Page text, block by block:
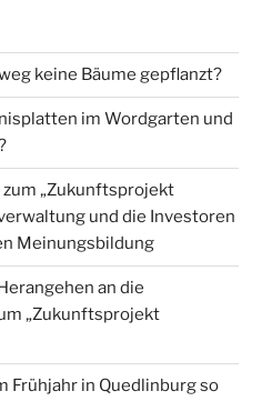
keine Bäume gepflanzt?
im Wordgarten und
„Zukunftsprojekt
und die Investoren
Meinungsbildung
an die
„Zukunftsprojekt
Frühjahr in Quedlinburg so